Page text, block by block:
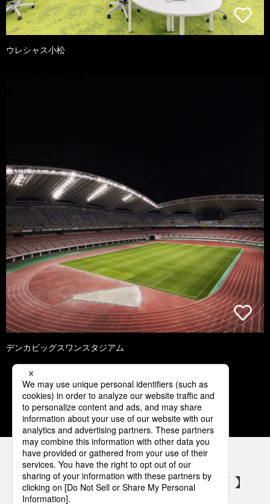
ウレシャス小松
デンカビッグスワンスタジアム
1 2 3 4 5
パナソニックの電気設備 SNSアカウント